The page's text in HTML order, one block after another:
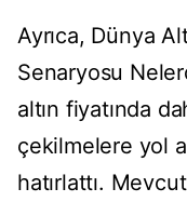
Ayrıca, Dünya
Senaryosu
altın fiyatında
çekilmelere yol
hatırlattı.